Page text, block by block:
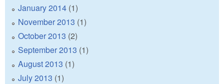
January 2014 (1)
November 2013 (1)
October 2013 (2)
September 2013 (1)
August 2013 (1)
July 2013 (1)